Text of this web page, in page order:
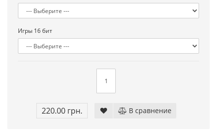
Сега Мега Драйв 2 (ОРИГИНАЛЬНОЕ
Код товара:832
79 отзывов
Сега МД 1 HD
Игры 16 бит
220.00 грн. В сравнение